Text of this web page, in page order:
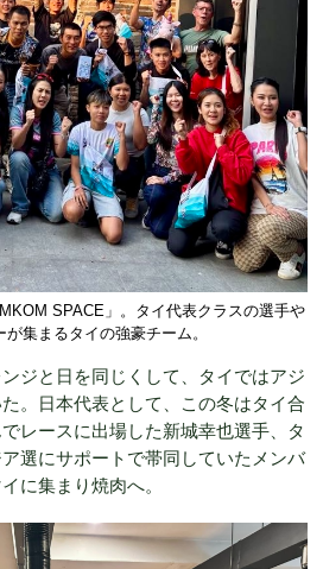
SPACE」。タイ代表クラスの選手や
集まるタイの強豪チーム。
ジと日を同じくして、タイではアジ
。日本代表として、この冬はタイ合
レースに出場した新城幸也選手、タ
選にサポートで帯同していたメンバ
に集まり焼肉へ。